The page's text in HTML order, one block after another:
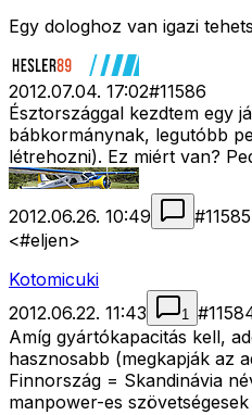
Egy dologhoz van igazi
2012.07.04. 17:02#11586
Észtországgal kezdtem egy
bábkormánynak, legutóbb
létrehozni). Ez miért van?
2012.06.26. 10:49 #11585
<#eljen>
Kotomicuki
2012.06.22. 11:43
1 #
Amíg gyártókapacitás kell,
hasznosabb (megkapják az
Finnország = Skandinávia
manpower-es